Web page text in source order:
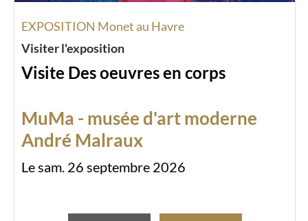
EXPOSITION Monet au Havre
Visiter l'exposition
Visite Des oeuvres en corps
MuMa - musée d'art moderne
André Malraux
Le sam. 26 septembre 2026